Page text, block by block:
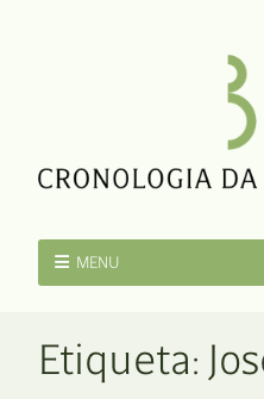
MENU
Etiqueta: